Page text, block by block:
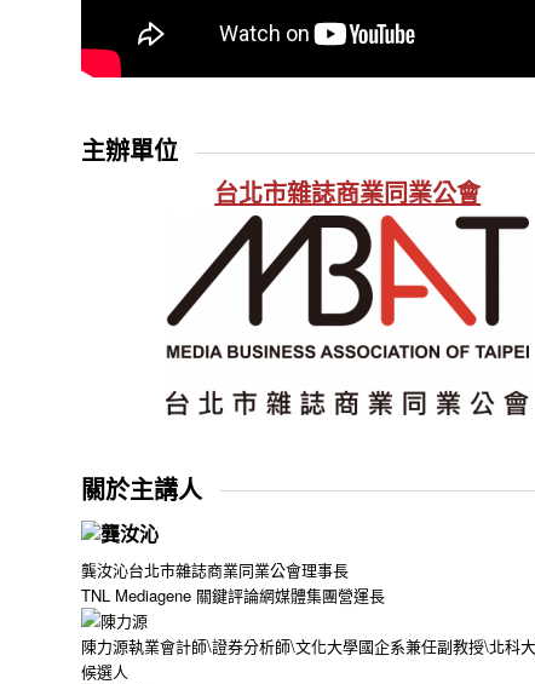
主辦單位
台北市雜誌商業同業公會
關於主講人
龔汝沁台北市雜誌商業同業公會理事長
TNL Mediagene 關鍵評論網媒體集團營運長
陳力源執業會計師\證券分析師\文化大學國企系兼任副教授\北科
候選人